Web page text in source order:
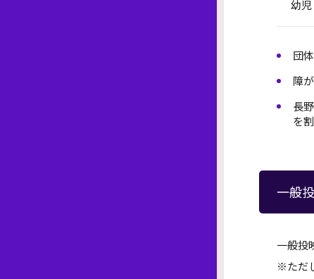
幼児
団
障
長
を
一般
一般投
※ただ